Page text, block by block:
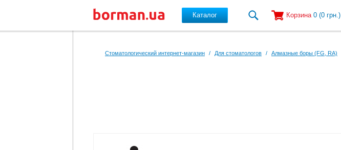
Каталог Корзина 0 (0 грн.)
Стоматологический интернет-магазин / Для стоматологов / Алмазные боры (FG, RA)